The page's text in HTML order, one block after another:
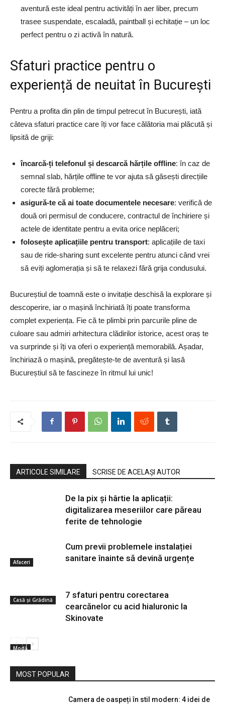
aventură este ideal pentru activități în aer liber, precum
trasee suspendate, escaladă, paintball și echitație – un loc
perfect pentru o zi activă în natură.
Sfaturi practice pentru o
experiență de neuitat în București
Pentru a profita din plin de timpul petrecut în București, iată
câteva sfaturi practice care îți vor face călătoria mai plăcută și
lipsită de griji:
încarcă-ți telefonul și descarcă hărțile offline: în caz de
semnal slab, hărțile offline te vor ajuta să găsești direcțiile
corecte fără probleme;
asigură-te că ai toate documentele necesare: verifică de
două ori permisul de conducere, contractul de închiriere și
actele de identitate pentru a evita orice neplăceri;
folosește aplicațiile pentru transport: aplicațiile de taxi
sau de ride-sharing sunt excelente pentru atunci când vrei
să eviți aglomerația și să te relaxezi fără grija condusului.
Bucureștiul de toamnă este o invitație deschisă la explorare și
descoperire, iar o mașină închiriată îți poate transforma
complet experiența. Fie că te plimbi prin parcurile pline de
culoare sau admiri arhitectura clădirilor istorice, acest oraș te
va surprinde și îți va oferi o experiență memorabilă. Așadar,
închiriază o mașină, pregătește-te de aventură și lasă
Bucureștiul să te fascineze în ritmul lui unic!
ARTICOLE SIMILARE SCRISE DE ACELAȘI AUTOR
Afaceri
De la pix şi hârtie la aplicații:
digitalizarea meseriilor care păreau
ferite de tehnologie
Casă și Grădină
Cum previi problemele instalației
sanitare înainte să devină urgențe
Modă
7 sfaturi pentru corectarea
cearcănelor cu acid hialuronic la
Skinovate
MOST POPULAR
Camera de oaspeți în stil modern: 4 idei de